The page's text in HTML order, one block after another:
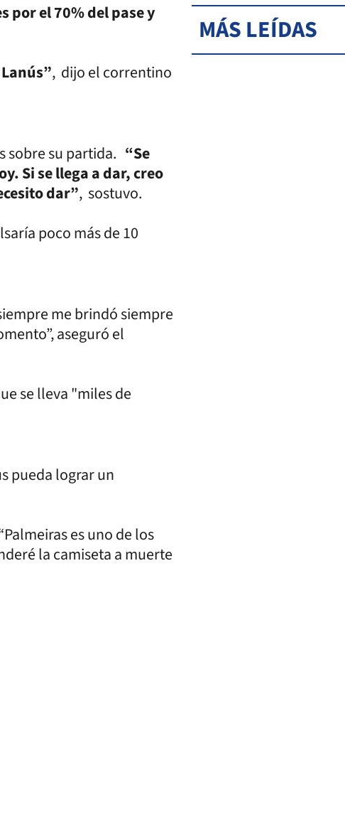
por el 70% del pase y
, dijo el correntino
sobre su partida. “Se
Si se llega a dar, creo
dar”, sostuvo.
poco más de 10
me brindó siempre
aseguró el
se lleva "miles de
pueda lograr un
es uno de los
la camiseta a muerte
MÁS LEÍDAS